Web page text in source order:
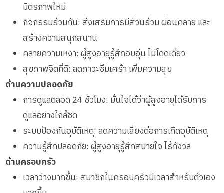
มิตรภาพใหม่
กิจกรรมร่วมกัน: ส่งเสริมการมีส่วนร่วม ผ่อนคลาย และ
สร้างความสนุกสนาน
คลายความเหงา: ผู้สูงอายุรู้สึกอบอุ่น ไม่โดดเดี่ยว
สุขภาพจิตที่ดี: ลดภาวะซึมเศร้า เพิ่มความสุข
ด้านความปลอดภัย
การดูแลตลอด 24 ชั่วโมง: มั่นใจได้ว่าผู้สูงอายุได้รับการ
ดูแลอย่างใกล้ชิด
ระบบป้องกันอุบัติเหตุ: ลดความเสี่ยงต่อการเกิดอุบัติเหตุ
ความรู้สึกปลอดภัย: ผู้สูงอายุรู้สึกสบายใจ ไร้กังวล
ด้านครอบครัว
เวลาว่างมากขึ้น: สมาชิกในครอบครัวมีเวลาสำหรับตัวเอง